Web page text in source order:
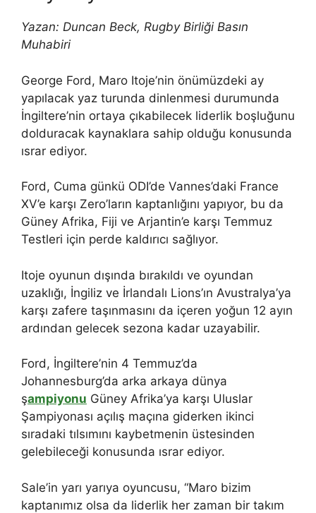
Yazan: Duncan Beck, Rugby Birliği Basın
Muhabiri
George Ford, Maro Itoje’nin önümüzdeki ay
yapılacak yaz turunda dinlenmesi durumunda
İngiltere’nin ortaya çıkabilecek liderlik boşluğunu
dolduracak kaynaklara sahip olduğu konusunda
ısrar ediyor.
Ford, Cuma günkü ODI’de Vannes’daki France
XV’e karşı Zero’ların kaptanlığını yapıyor, bu da
Güney Afrika, Fiji ve Arjantin’e karşı Temmuz
Testleri için perde kaldırıcı sağlıyor.
Itoje oyunun dışında bırakıldı ve oyundan
uzaklığı, İngiliz ve İrlandalı Lions’ın Avustralya’ya
karşı zafere taşınmasını da içeren yoğun 12 ayın
ardından gelecek sezona kadar uzayabilir.
Ford, İngiltere’nin 4 Temmuz’da
Johannesburg’da arka arkaya dünya
şampiyonu Güney Afrika’ya karşı Uluslar
Şampiyonası açılış maçına giderken ikinci
sıradaki tılsımını kaybetmenin üstesinden
gelebileceği konusunda ısrar ediyor.
Sale’in yarı yarıya oyuncusu, “Maro bizim
kaptanımız olsa da liderlik her zaman bir takım